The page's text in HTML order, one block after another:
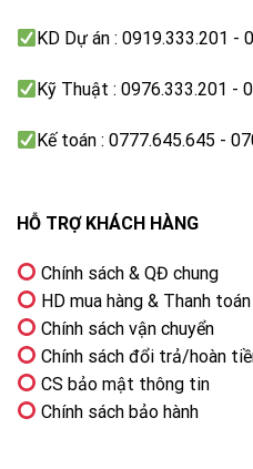
Công nghệ Dolby Atmos
và sống động hơn.
KD Dự án : 0919.333.201 -
Kỹ Thuật : 0976.333.201 -
Kế toán : 0777.645.645 -
HỖ TRỢ KHÁCH HÀNG
Chính sách & QĐ chung
HD mua hàng & Thanh toán
Chính sách vận chuyển
Chính sách đổi trả/hoàn
CS bảo mật thông tin
Chính sách bảo hành